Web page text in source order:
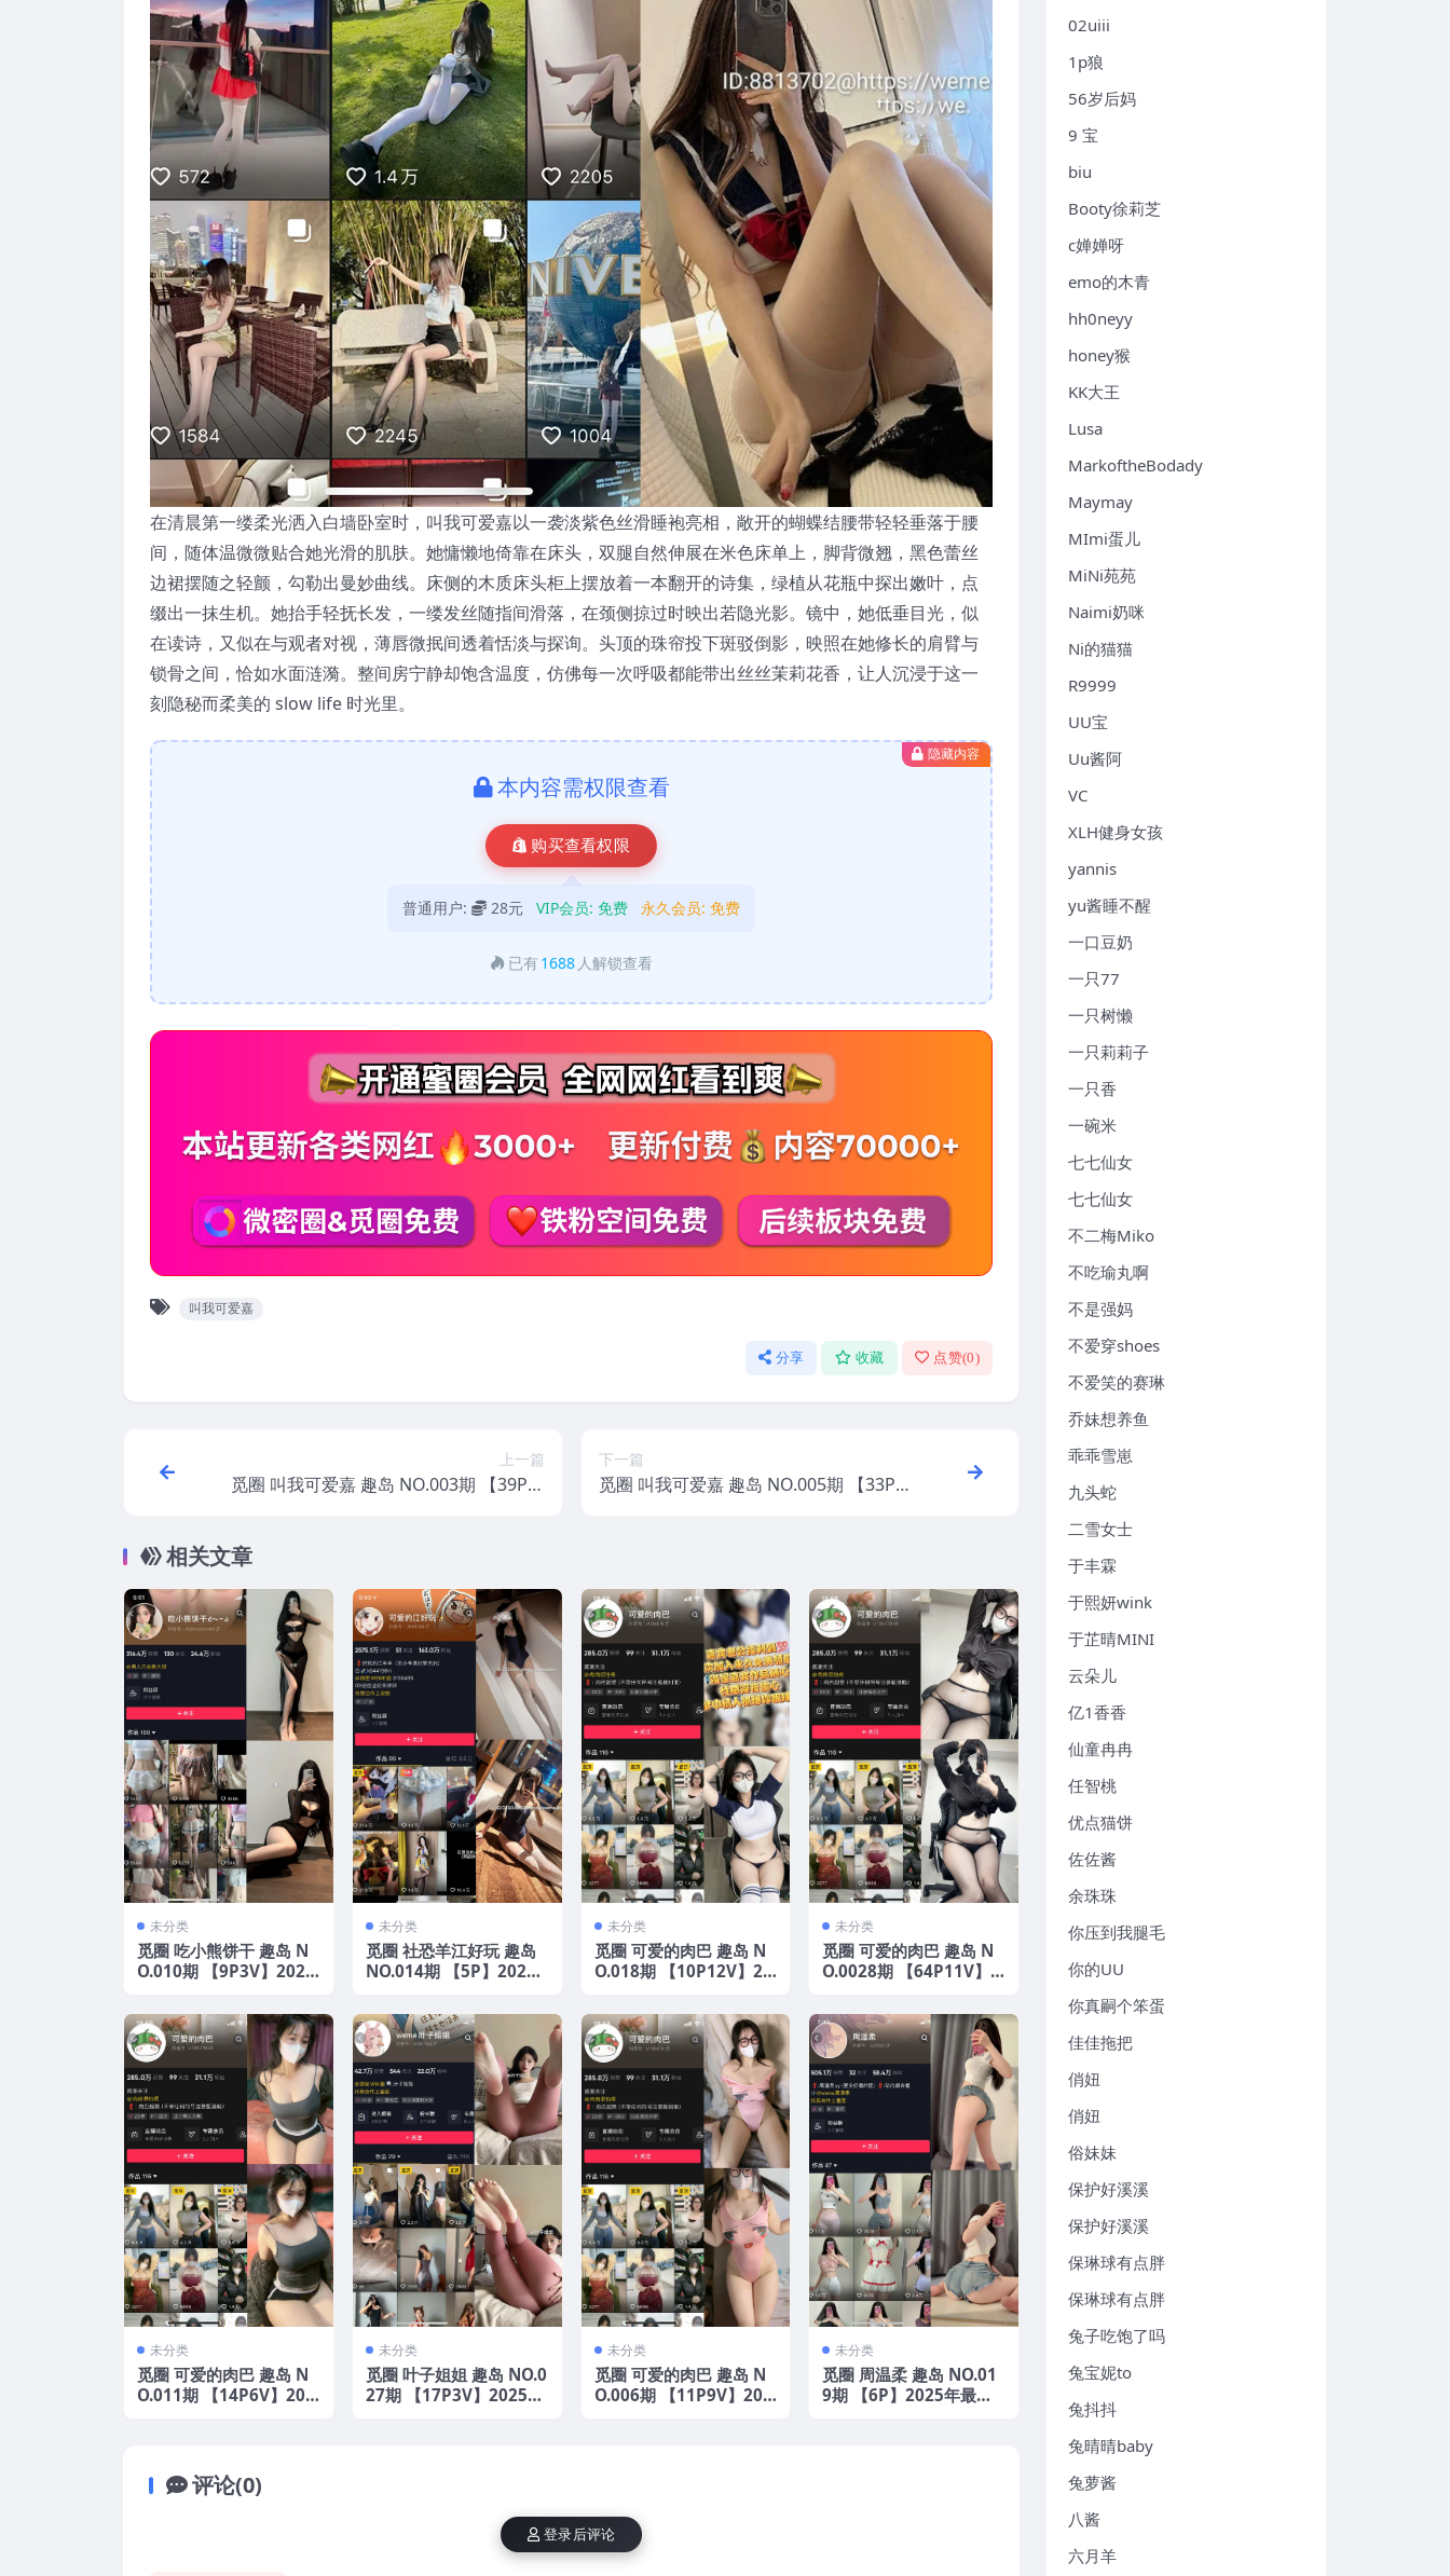
在清晨第一缕柔光洒入白墙卧室时，叫我可爱嘉以一袭淡紫色丝滑睡袍亮相，敞开的蝴蝶结腰带轻轻垂落于腰
间，随体温微微贴合她光滑的肌肤。她慵懒地倚靠在床头，双腿自然伸展在米色床单上，脚背微翘，黑色蕾丝
边裙摆随之轻颤，勾勒出曼妙曲线。床侧的木质床头柜上摆放着一本翻开的诗集，绿植从花瓶中探出嫩叶，点
缀出一抹生机。她抬手轻抚长发，一缕发丝随指间滑落，在颈侧掠过时映出若隐光影。镜中，她低垂目光，似
在读诗，又似在与观者对视，薄唇微抿间透着恬淡与探询。头顶的珠帘投下斑驳倒影，映照在她修长的肩臂与
锁骨之间，恰如水面涟漪。整间房宁静却饱含温度，仿佛每一次呼吸都能带出丝丝茉莉花香，让人沉浸于这一
刻隐秘而柔美的 slow life 时光里。
隐藏内容
本内容需权限查看
购买查看权限
普通用户: 28元 VIP会员: 免费 永久会员: 免费
已有 1688 人解锁查看
叫我可爱嘉
分享 收藏 点赞(0)
上一篇
觅圈 叫我可爱嘉 趣岛 NO.003期 【39P】
下一篇
觅圈 叫我可爱嘉 趣岛 NO.005期 【33P】
相关文章
未分类
觅圈 吃小熊饼干 趣岛 N
O.010期 【9P3V】2025
未分类
觅圈 社恐羊江好玩 趣岛
NO.014期 【5P】2025
未分类
觅圈 可爱的肉巴 趣岛 N
O.018期 【10P12V】20
未分类
觅圈 可爱的肉巴 趣岛 N
O.0028期 【64P11V】2
未分类
觅圈 可爱的肉巴 趣岛 N
O.011期 【14P6V】202
未分类
觅圈 叶子姐姐 趣岛 NO.0
27期 【17P3V】2025年
未分类
觅圈 可爱的肉巴 趣岛 N
O.006期 【11P9V】202
未分类
觅圈 周温柔 趣岛 NO.01
9期 【6P】2025年最新
评论(0)
登录后评论
02uiii
1p狼
56岁后妈
9 宝
biu
Booty徐莉芝
c婵婵呀
emo的木青
hh0neyy
honey猴
KK大王
Lusa
MarkoftheBodady
Maymay
MImi蛋儿
MiNi苑苑
Naimi奶咪
Ni的猫猫
R9999
UU宝
Uu酱阿
VC
XLH健身女孩
yannis
yu酱睡不醒
一口豆奶
一只77
一只树懒
一只莉莉子
一只香
一碗米
七七仙女
七七仙女
不二梅Miko
不吃瑜丸啊
不是强妈
不爱穿shoes
不爱笑的赛琳
乔妹想养鱼
乖乖雪崽
九头蛇
二雪女士
于丰霖
于熙妍wink
于芷晴MINI
云朵儿
亿1香香
仙童冉冉
任智桃
优点猫饼
佐佐酱
余珠珠
你压到我腿毛
你的UU
你真嗣个笨蛋
佳佳拖把
俏妞
俏妞
俗妹妹
保护好溪溪
保护好溪溪
保琳球有点胖
保琳球有点胖
兔子吃饱了吗
兔宝妮to
兔抖抖
兔晴晴baby
兔萝酱
八酱
六月羊